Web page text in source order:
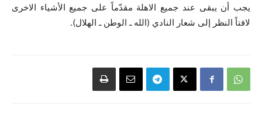
يجب أن يبقى عند جميع الاهلة مقدّماً على جميع الأشياء الاخرى
لافتاً النظر إلى شعار النادي (الله ـ الوطن ـ الهلال).